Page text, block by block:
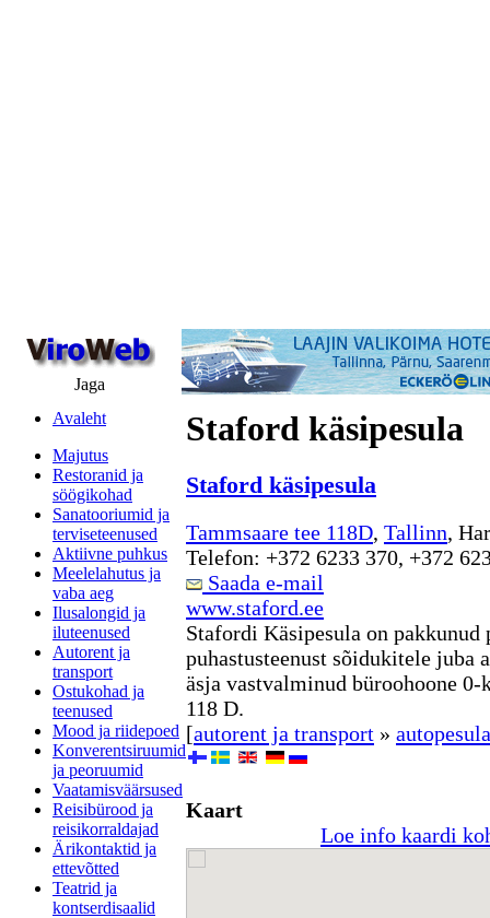
Jaga
Avaleht
Majutus
Restoranid ja
söögikohad
Sanatooriumid ja
terviseteenused
Aktiivne puhkus
Meelelahutus ja
vaba aeg
Ilusalongid ja
iluteenused
Autorent ja
transport
Ostukohad ja
teenused
Mood ja riidepoed
Konverentsiruumid
ja peoruumid
Vaatamisväärsused
Reisibürood ja
reisikorraldajad
Ärikontaktid ja
ettevõtted
Teatrid ja
kontserdisaalid
Staford käsipesula
Staford käsipesula
Tammsaare tee 118D, Tallinn,
Telefon: +372 6233 370, +372
Saada e-mail
www.staford.ee
Stafordi Käsipesula on
puhastusteenust sõidukitele juba
äsja vastvalminud büroohoone 0-
118 D.
[autorent ja transport »
Kaart
Loe info kaardi